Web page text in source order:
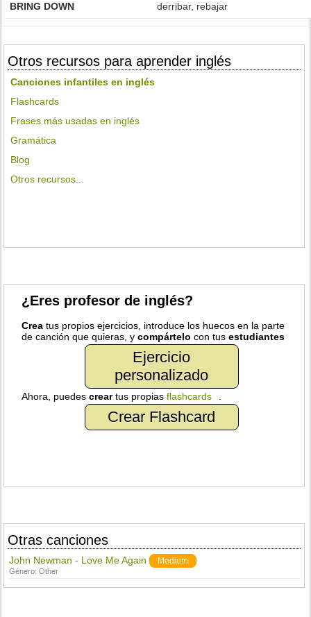
BRING DOWN derribar, rebajar
Otros recursos para aprender inglés
Canciones infantiles en inglés
Flashcards
Frases más usadas en inglés
Gramática
Blog
Otros recursos...
¿Eres profesor de inglés?
Crea tus propios ejercicios, introduce los huecos en la parte
de canción que quieras, ycompártelo con tusestudiantes
Ejercicio
personalizado
Ahora, puedescreartus propiasflashcards
Crear Flashcard
Otras canciones
John Newman - Love Me Again Medium
Género:Other